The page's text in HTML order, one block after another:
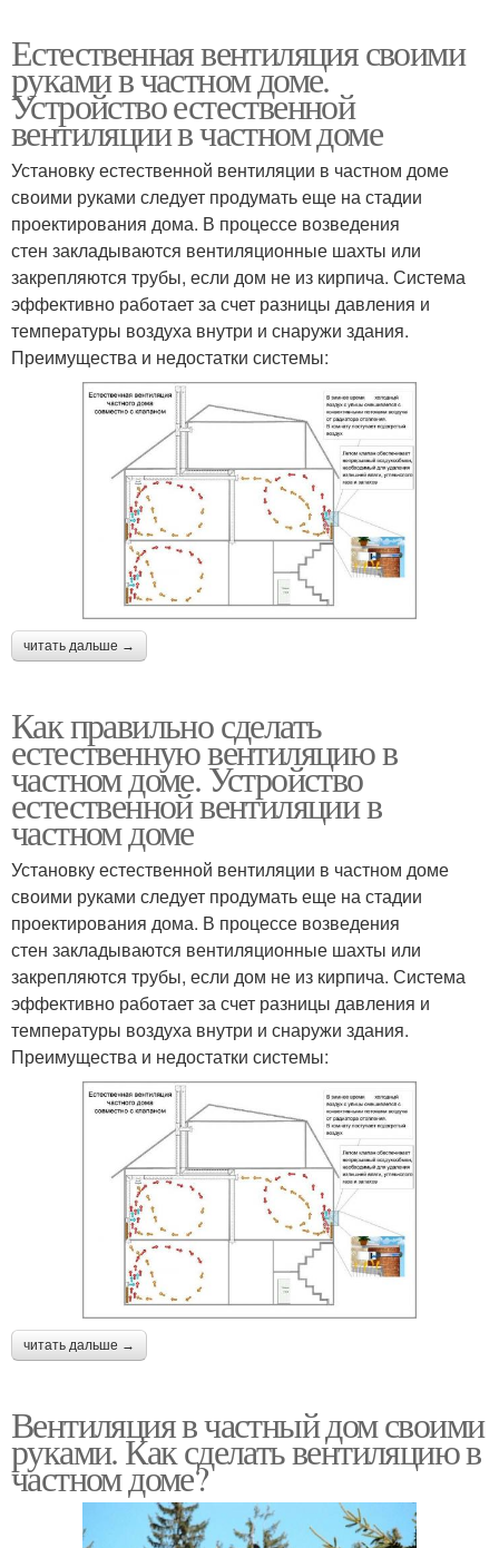
Естественная вентиляция своими
руками в частном доме.
Устройство естественной
вентиляции в частном доме
Установку естественной вентиляции в частном доме
своими руками следует продумать еще на стадии
проектирования дома. В процессе возведения
стен закладываются вентиляционные шахты или
закрепляются трубы, если дом не из кирпича. Система
эффективно работает за счет разницы давления и
температуры воздуха внутри и снаружи здания.
Преимущества и недостатки системы:
читать дальше →
Как правильно сделать
естественную вентиляцию в
частном доме. Устройство
естественной вентиляции в
частном доме
Установку естественной вентиляции в частном доме
своими руками следует продумать еще на стадии
проектирования дома. В процессе возведения
стен закладываются вентиляционные шахты или
закрепляются трубы, если дом не из кирпича. Система
эффективно работает за счет разницы давления и
температуры воздуха внутри и снаружи здания.
Преимущества и недостатки системы:
читать дальше →
Вентиляция в частный дом своими
руками. Как сделать вентиляцию в
частном доме?